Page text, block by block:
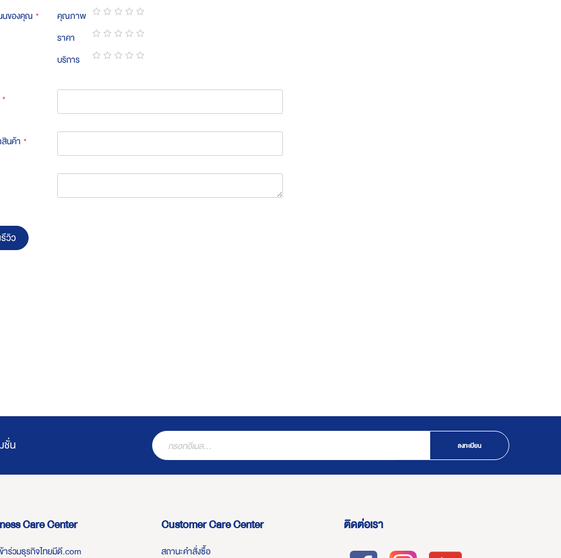
นของคุณ คุณภาพ
1
star
2
stars
3
stars
4
stars
5
stars
ราคา
1
star
2
stars
3
stars
4
stars
5
stars
บริการ
นค้า
วิว
ชั่น ลงทะเบียน
Care Center
าร่วมธุรกิจไทยมีดี.com
Customer Care Center
สถานะคำสั่งซื้อ
ติดต่อเรา